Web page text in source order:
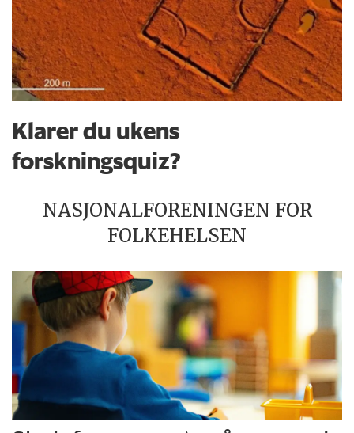
Klarer du ukens
forskningsquiz?
NASJONALFORENINGEN FOR
FOLKEHELSEN